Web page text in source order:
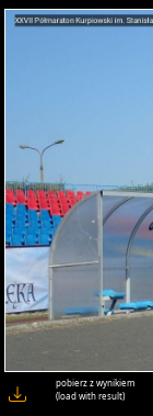
pobierz z wynikiem
(load with result)